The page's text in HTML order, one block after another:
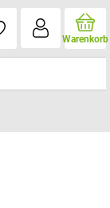
Warenkorb